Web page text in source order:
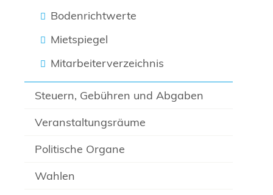
Bodenrichtwerte
Mietspiegel
Mitarbeiterverzeichnis
Steuern, Gebühren und Abgaben
Veranstaltungsräume
Politische Organe
Wahlen